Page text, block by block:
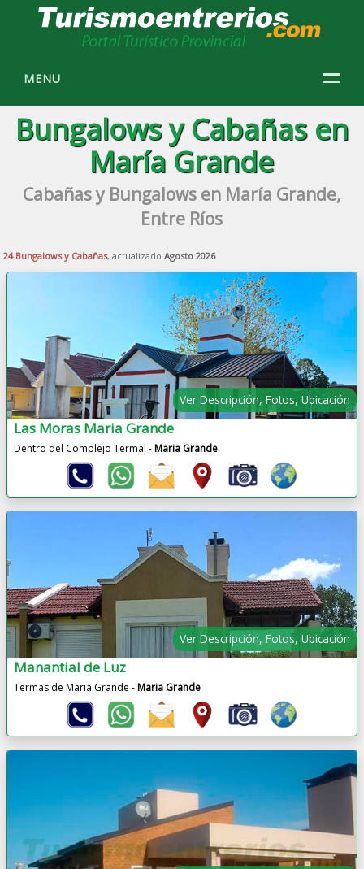
MENU
Bungalows y Cabañas en
María Grande
Cabañas y Bungalows en María Grande,
Entre Ríos
24 Bungalows y Cabañas, actualizadoAgosto 2026
Ver Descripción, Fotos, Ubicación
Las Moras Maria Grande
Dentro del Complejo Termal -Maria Grande
Ver Descripción, Fotos, Ubicación
Manantial de Luz
Termas de Maria Grande -Maria Grande